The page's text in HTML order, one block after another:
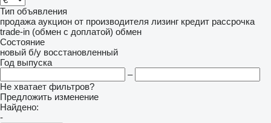
Тип объявления
продажа аукцион от производителя лизинг кредит рассрочка
trade-in (обмен с доплатой) обмен
Состояние
новый б/у восстановленный
Год выпуска
–
Не хватает фильтров?
Предложить изменение
Найдено:
-